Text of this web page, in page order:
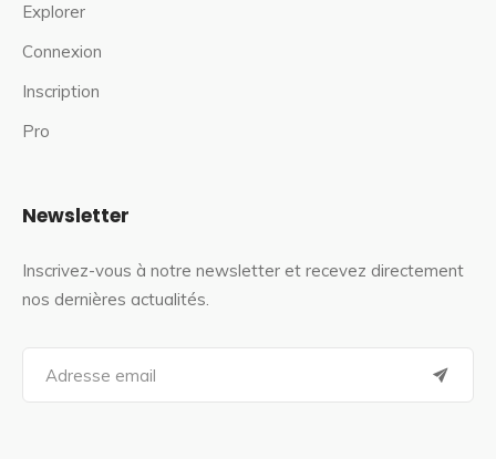
Explorer
Connexion
Inscription
Pro
Newsletter
Inscrivez-vous à notre newsletter et recevez directement
nos dernières actualités.
a